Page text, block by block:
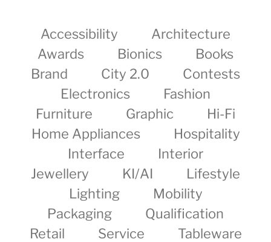
Accessibility
Architecture
Awards
Bionics
Books
Brand
City 2.0
Contests
Electronics
Fashion
Furniture
Graphic
Hi-Fi
Home Appliances
Hospitality
Interface
Interior
Jewellery
KI/AI
Lifestyle
Lighting
Mobility
Packaging
Qualification
Retail
Service
Tableware